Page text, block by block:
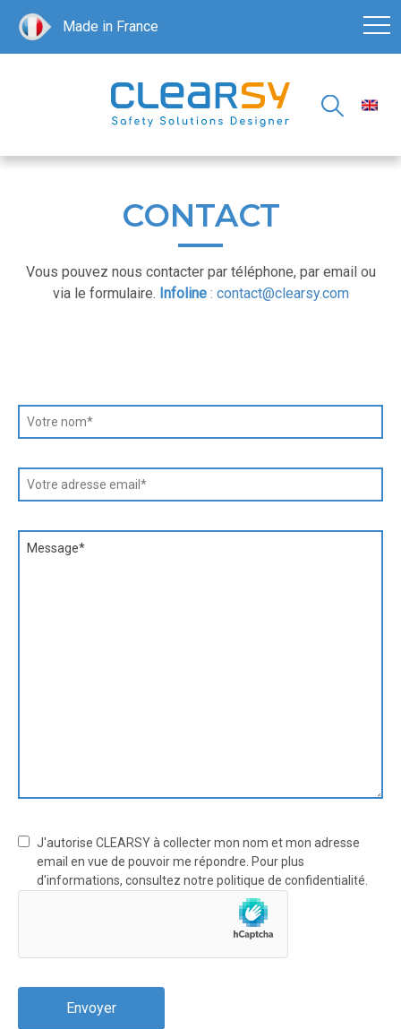
Made in France
CONTACT
Vous pouvez nous contacter par téléphone, par email ou
via le formulaire. Infoline: contact@clearsy.com
J'autorise CLEARSY à collecter mon nom et mon adresse
email en vue de pouvoir me répondre. Pour plus
d'informations, consultez notre politique de confidentialité.